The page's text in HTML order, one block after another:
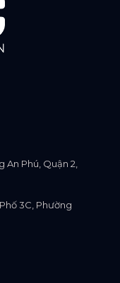
An Phú, Quận 2,
3C, Phường